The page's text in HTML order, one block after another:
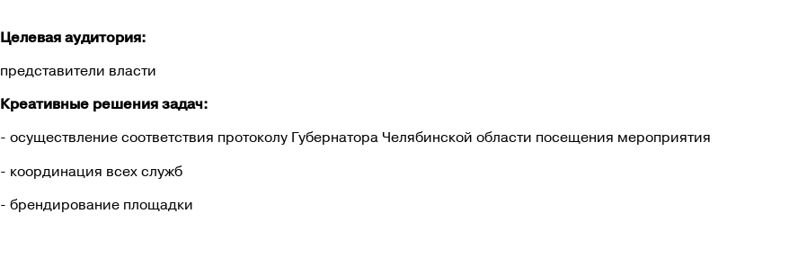
Целевая аудитория:
представители власти
Креативные решения задач:
- осуществление соответствия протоколу Губернатора Челябинской области посещения мероприятия
- координация всех служб
- брендирование площадки